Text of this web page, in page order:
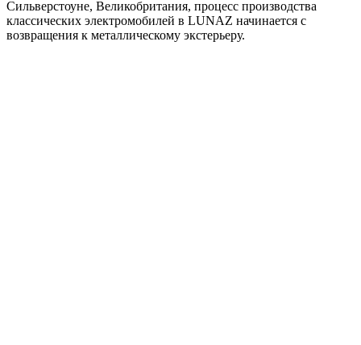
Сильверстоуне, Великобритания, процесс производства
классических электромобилей в LUNAZ начинается с
возвращения к металлическому экстерьеру.